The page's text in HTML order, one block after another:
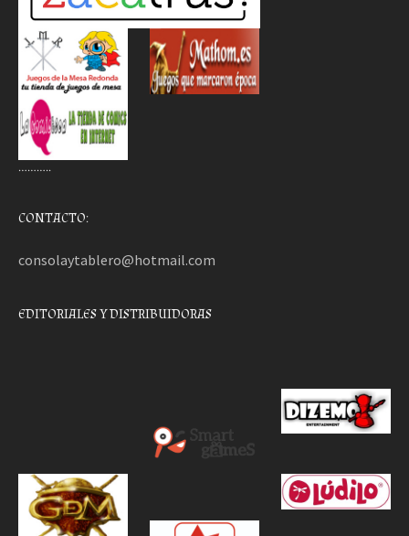
………..
CONTACTO:
consolaytablero@hotmail.com
EDITORIALES Y DISTRIBUIDORAS